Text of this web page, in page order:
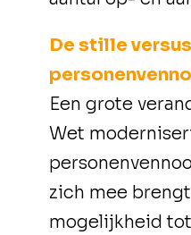
De stille
Een grote
Wet
zich mee
mogelijkheid tot